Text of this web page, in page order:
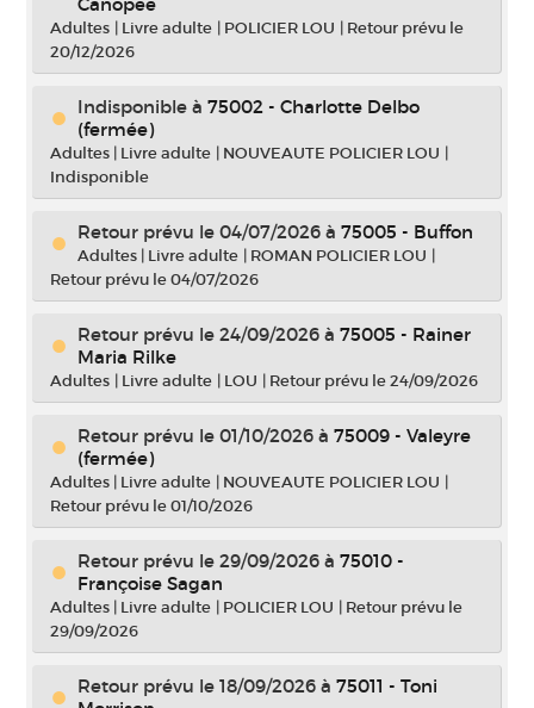
Adultes | Livre adulte | POLICIER LOU | Retour prévu le
20/12/2026
Indisponible à 75002 - Charlotte Delbo
(fermée)
Adultes | Livre adulte | NOUVEAUTE POLICIER LOU |
Indisponible
Retour prévu le 04/07/2026 à 75005 - Buffon
Adultes | Livre adulte | ROMAN POLICIER LOU |
Retour prévu le 04/07/2026
Retour prévu le 24/09/2026 à 75005 - Rainer
Maria Rilke
Adultes | Livre adulte | LOU | Retour prévu le 24/09/2026
Retour prévu le 01/10/2026 à 75009 - Valeyre
(fermée)
Adultes | Livre adulte | NOUVEAUTE POLICIER LOU |
Retour prévu le 01/10/2026
Retour prévu le 29/09/2026 à 75010 -
Françoise Sagan
Adultes | Livre adulte | POLICIER LOU | Retour prévu le
29/09/2026
Retour prévu le 18/09/2026 à 75011 - Toni